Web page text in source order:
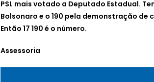
PSL mais votado a Deputado Estadual.
Bolsonaro e o 190 pela demonstração de
Então 17 190 é o número.
Assessoria